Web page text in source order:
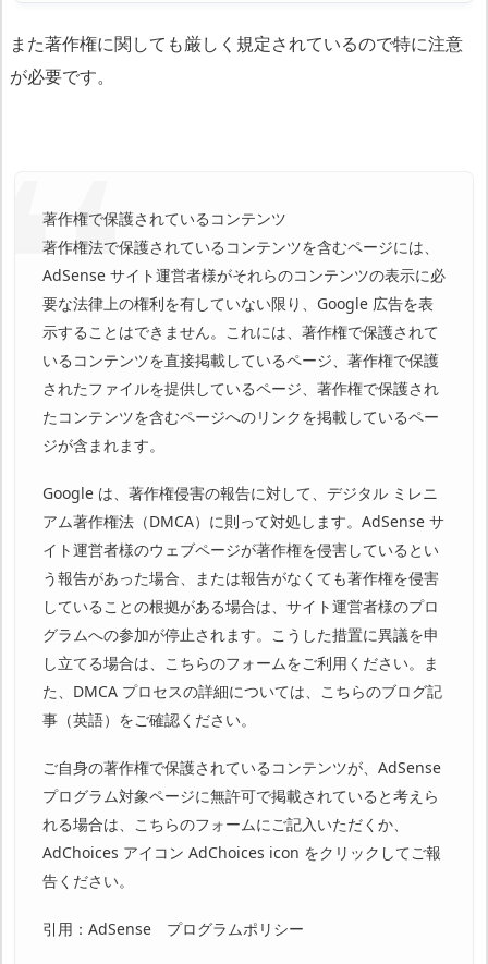
また著作権に関しても厳しく規定されているので特に注意
が必要です。
著作権で保護されているコンテンツ
著作権法で保護されているコンテンツを含むページには、
AdSense サイト運営者様がそれらのコンテンツの表示に必
要な法律上の権利を有していない限り、Google 広告を表
示することはできません。これには、著作権で保護されて
いるコンテンツを直接掲載しているページ、著作権で保護
されたファイルを提供しているページ、著作権で保護され
たコンテンツを含むページへのリンクを掲載しているペー
ジが含まれます。
Google は、著作権侵害の報告に対して、デジタル ミレニ
アム著作権法（DMCA）に則って対処します。AdSense サ
イト運営者様のウェブページが著作権を侵害しているとい
う報告があった場合、または報告がなくても著作権を侵害
していることの根拠がある場合は、サイト運営者様のプロ
グラムへの参加が停止されます。こうした措置に異議を申
し立てる場合は、こちらのフォームをご利用ください。ま
た、DMCA プロセスの詳細については、こちらのブログ記
事（英語）をご確認ください。
ご自身の著作権で保護されているコンテンツが、AdSense
プログラム対象ページに無許可で掲載されていると考えら
れる場合は、こちらのフォームにご記入いただくか、
AdChoices アイコン AdChoices icon をクリックしてご報
告ください。
引用：AdSense プログラムポリシー